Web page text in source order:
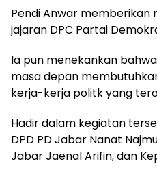
Pendi Anwar memberikan
jajaran DPC Partai
Ia pun menekankan
masa depan
kerja-kerja politk yang
Hadir dalam kegiatan
DPD PD Jabar Nanat
Jabar Jaenal Arifin, dan